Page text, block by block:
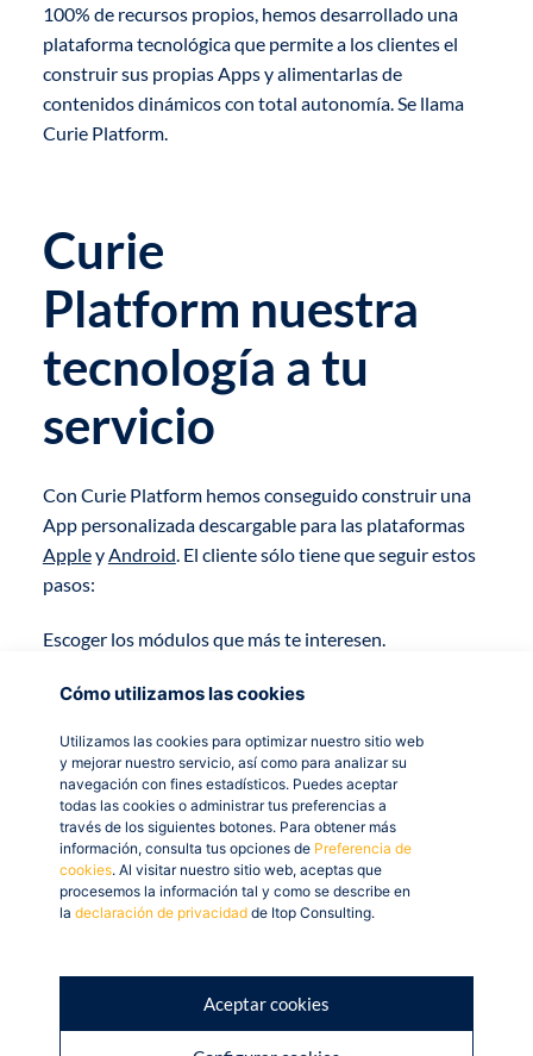
Cómo utilizamos las cookies
Utilizamos las cookies para optimizar nuestro sitio web
y mejorar nuestro servicio, así como para analizar su
navegación con fines estadísticos. Puedes aceptar
todas las cookies o administrar tus preferencias a
través de los siguientes botones. Para obtener más
información, consulta tus opciones de Preferencia de
cookies. Al visitar nuestro sitio web, aceptas que
procesemos la información tal y como se describe en
la declaración de privacidad de Itop Consulting.
Aceptar cookies
100% de recursos propios, hemos desarrollado una
plataforma tecnológica que permite a los clientes el
construir sus propias Apps y alimentarlas de
contenidos dinámicos con total autonomía. Se llama
Curie Platform.
Curie
Platform nuestra
tecnología a tu
servicio
Con Curie Platform hemos conseguido construir una
App personalizada descargable para las plataformas
Appley Android . El cliente sólo tiene que seguir estos
pasos:
Escoger los módulos que más te interesen.
Subir los contenidos, si no los tiene le ayudamos a
Publicamos la App en las tiendas.
A partir de este momento podrá interactuar con sus
clientes por medio de un nuevo canal directo,
manteniendo contenidos de forma autónoma y
analizando resultados.
Si estás interesado/a